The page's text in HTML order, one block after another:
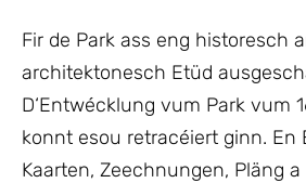
Fir de Park ass eng historesch
architektonesch Etüd
D‘Entwécklung vum Park vum
konnt esou retracéiert ginn. En
Kaarten, Zeechnungen, Pläng